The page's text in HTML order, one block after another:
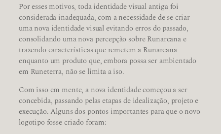
Por esses motivos, toda identidade visual antiga foi
considerada inadequada, com a necessidade de se criar
uma nova identidade visual evitando erros do passado,
consolidando uma nova percepção sobre Runarcana e
trazendo características que remetem a Runarcana
enquanto um produto que, embora possa ser ambientado
em Runeterra, não se limita a iso.
Com isso em mente, a nova identidade começou a ser
concebida, passando pelas etapas de idealização, projeto e
execução. Alguns dos pontos importantes para que o novo
logotipo fosse criado foram: